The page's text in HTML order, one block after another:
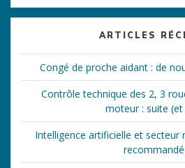
:
ARTICLES
Congé de proche aidant : de
Contrôle technique des 2, 3
moteur : suite (et
Intelligence artificielle et secteur